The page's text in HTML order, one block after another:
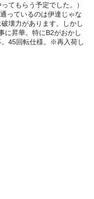
てもらう予定でした。）
っているのは伊達じゃな
壊力があります。しかし
に昇華。特にB2がおかし
45回転仕様。※再入荷し